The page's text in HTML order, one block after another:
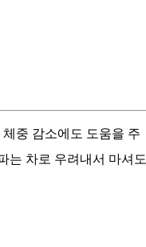
중 감소에도 도움을 주
는 차로 우려내서 마셔도